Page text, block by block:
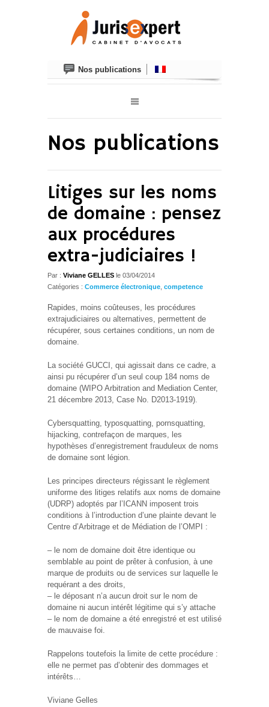
Nos publications
Nos publications
Litiges sur les noms
de domaine : pensez
aux procédures
extra-judiciaires !
Par : Viviane GELLES le 03/04/2014
Catégories : Commerce électronique competence
Rapides, moins coûteuses, les procédures
extrajudiciaires ou alternatives, permettent de
récupérer, sous certaines conditions, un nom de
domaine.
La société GUCCI, qui agissait dans ce cadre, a
ainsi pu récupérer d’un seul coup 184 noms de
domaine (WIPO Arbitration and Mediation Center,
21 décembre 2013, Case No. D2013-1919).
Cybersquatting, typosquatting, pornsquatting,
hijacking, contrefaçon de marques, les
hypothèses d’enregistrement frauduleux de noms
de domaine sont légion.
Les principes directeurs régissant le règlement
uniforme des litiges relatifs aux noms de domaine
(UDRP) adoptés par l’ICANN imposent trois
conditions à l’introduction d’une plainte devant le
Centre d’Arbitrage et de Médiation de l’OMPI :
– le nom de domaine doit être identique ou
semblable au point de prêter à confusion, à une
marque de produits ou de services sur laquelle le
requérant a des droits,
– le déposant n’a aucun droit sur le nom de
domaine ni aucun intérêt légitime qui s’y attache
– le nom de domaine a été enregistré et est utilisé
de mauvaise foi.
Rappelons toutefois la limite de cette procédure :
elle ne permet pas d’obtenir des dommages et
intérêts…
Viviane Gelles